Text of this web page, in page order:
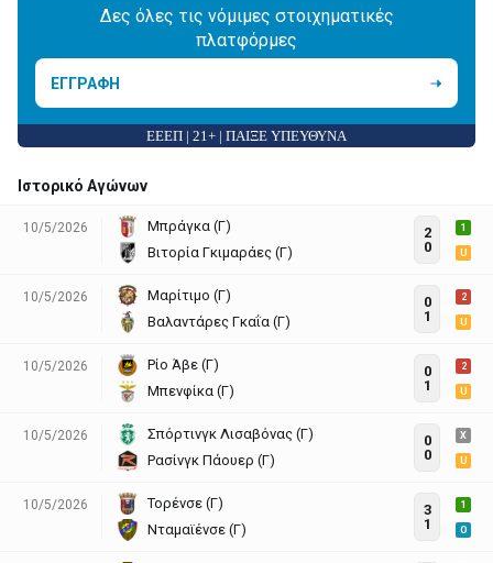
Δες όλες τις νόμιμες στοιχηματικές
πλατφόρμες
ΕΓΓΡΑΦΗ
ΕΕΕΠ | 21+ | ΠΑΙΞΕ ΥΠΕΥΘΥΝΑ
Ιστορικό Αγώνων
10/5/2026
Μπράγκα (Γ)
Βιτορία Γκιμαράες (Γ)
2
0
1
U
10/5/2026
Μαρίτιμο (Γ)
Βαλαντάρες Γκαΐα (Γ)
0
1
2
U
10/5/2026
Ρίο Άβε (Γ)
Μπενφίκα (Γ)
0
1
2
U
10/5/2026
Σπόρτινγκ Λισαβόνας (Γ)
Ρασίνγκ Πάουερ (Γ)
0
0
X
U
10/5/2026
Τορένσε (Γ)
Νταμαϊένσε (Γ)
3
1
1
O